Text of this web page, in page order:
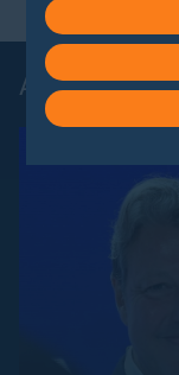
Aktuelle